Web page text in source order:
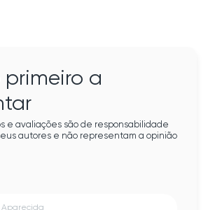
primeiro a
e avaliações são de responsabilidade
autores e não representam a opinião